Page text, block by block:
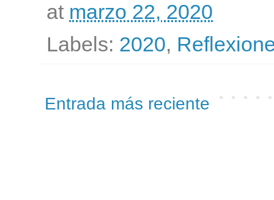
at marzo 22, 2020
Labels: 2020,
Entrada más reciente